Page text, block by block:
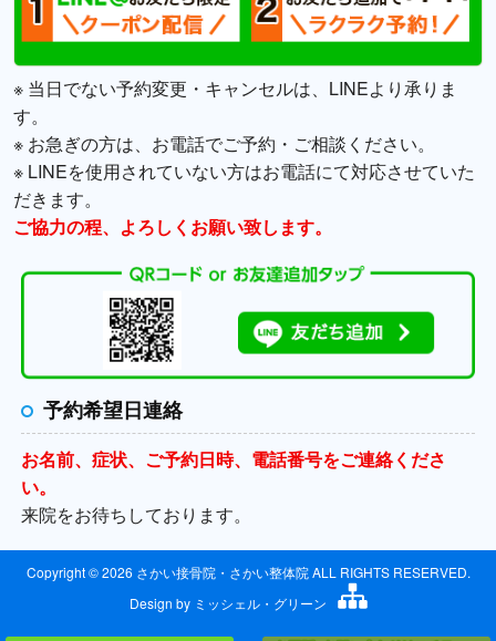
※ 当日でない予約変更・キャンセルは、LINEより承りま
す。
※ お急ぎの方は、お電話でご予約・ご相談ください。
※ LINEを使用されていない方はお電話にて対応させていた
だきます。
ご協力の程、よろしくお願い致します。
予約希望日連絡
お名前、症状、ご予約日時、電話番号をご連絡くださ
い。
来院をお待ちしております。
Copyright © 2026 さかい接骨院・さかい整体院 ALL RIGHTS RESERVED.
Design by ミッシェル・グリーン